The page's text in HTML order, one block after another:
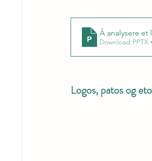
Å analysere et
Download PPTX
Logos, patos og